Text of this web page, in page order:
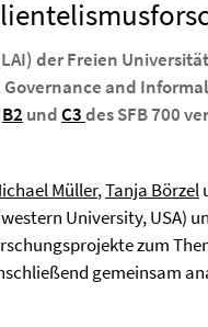
der Freien
and
B2 undC3des SFB 700
Müller,Tanja Börzel
University, USA)
zum
gemeinsam